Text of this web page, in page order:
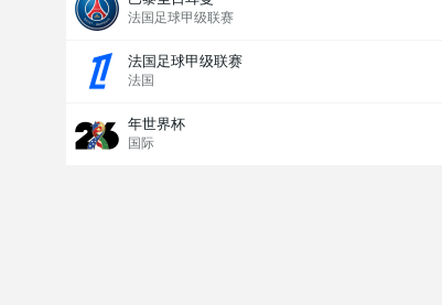
法国足球甲级联赛
法国足球甲级联赛
法国
年世界杯
国际